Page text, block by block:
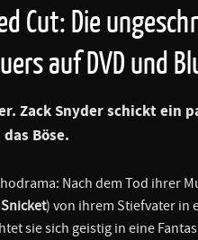
Cut: Die
auf DVD und
Zack Snyder schickt ein
Böse.
Nach dem Tod ihrer
) von ihrem Stiefvater in
sie sich geistig in eine